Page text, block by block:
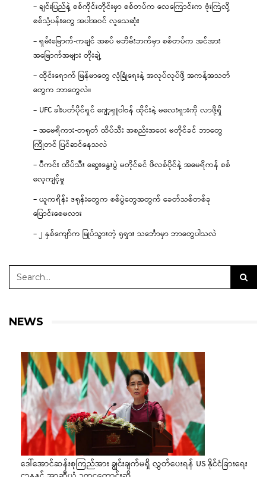
– ချင်းပြည်နဲ့ စစ်ကိုင်းတိုင်းမှာ စစ်တပ်က လေကြောင်းက ဗုံးကြဲလို့
စစ်သုံ့ပန်းတွေ အပါအဝင် လူသေဆုံး
– ရှမ်းမြောက်-ကချင် အစပ် မဘိမ်းဘက်မှာ စစ်တပ်က အင်အား
အမြောက်အများ တိုးချဲ့
– ထိုင်းရောက် မြန်မာတွေ လုံခြုံရေးနဲ့ အလုပ်လုပ်ဖို့ အကန့်အသတ်
တွေက ဘာတွေလဲ။
– UFC ခါးပတ်ပိုင်ရှင် ဂျော့ရှူဝါဗန် ထိုင်းနဲ့ မလေးရှားကို လာဖို့ရှိ
– အမေရိကား-တရုတ် ထိပ်သီး အစည်းအဝေး မတိုင်ခင် ဘာတွေ
ကြိုတင် ပြင်ဆင်နေသလဲ
– ပီကင်း ထိပ်သီး ဆွေးနွေးပွဲ မတိုင်ခင် ဖိလစ်ပိုင်နဲ့ အမေရိကန် စစ်
လေ့ကျင့်မှု
– ယူကရိန်း ဒရုန်းတွေက စစ်ပွဲတွေအတွက် ခေတ်သစ်တစ်ခု
ပြောင်းစေမလား
– ၂ နှစ်ကျော်က မြုပ်သွားတဲ့ ရုရှား သင်္ဘောမှာ ဘာတွေပါသလဲ
NEWS
ဒေါ်အောင်ဆန်းစုကြည်အား ချွင်းချက်မရှိ လွှတ်ပေးရန် US နိုင်ငံခြားရေး